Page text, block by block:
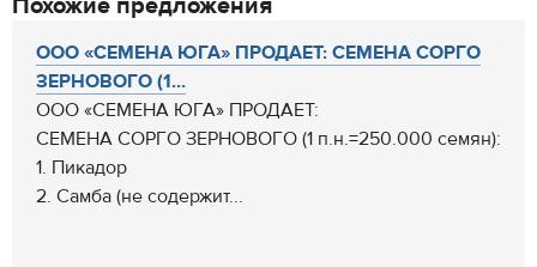
ООО «СЕМЕНА ЮГА» ПРОДАЕТ: СЕМЕНА СОРГО
ЗЕРНОВОГО (1...
ООО «СЕМЕНА ЮГА» ПРОДАЕТ:
СЕМЕНА СОРГО ЗЕРНОВОГО (1 п.н.=250.000 семян):
1. Пикадор
2. Самба (не содержит...